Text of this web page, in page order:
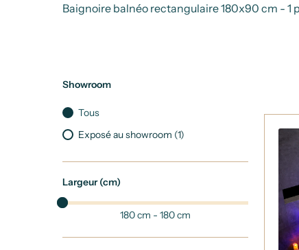
Baignoire balnéo rectangulaire 180x90 cm - 1
Showroom
Tous
Exposé au showroom (1)
Largeur (cm)
180 cm - 180 cm